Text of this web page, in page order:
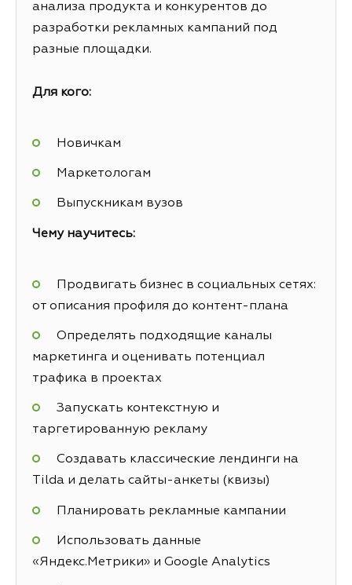
анализа продукта и конкурентов до
разработки рекламных кампаний под
разные площадки.
Для кого:
Новичкам
Маркетологам
Выпускникам вузов
Чему научитесь:
Продвигать бизнес в социальных сетях:
от описания профиля до контент-плана
Определять подходящие каналы
маркетинга и оценивать потенциал
трафика в проектах
Запускать контекстную и
таргетированную рекламу
Создавать классические лендинги на
Tilda и делать сайты-анкеты (квизы)
Планировать рекламные кампании
Использовать данные
«Яндекс.Метрики» и Google Analytics